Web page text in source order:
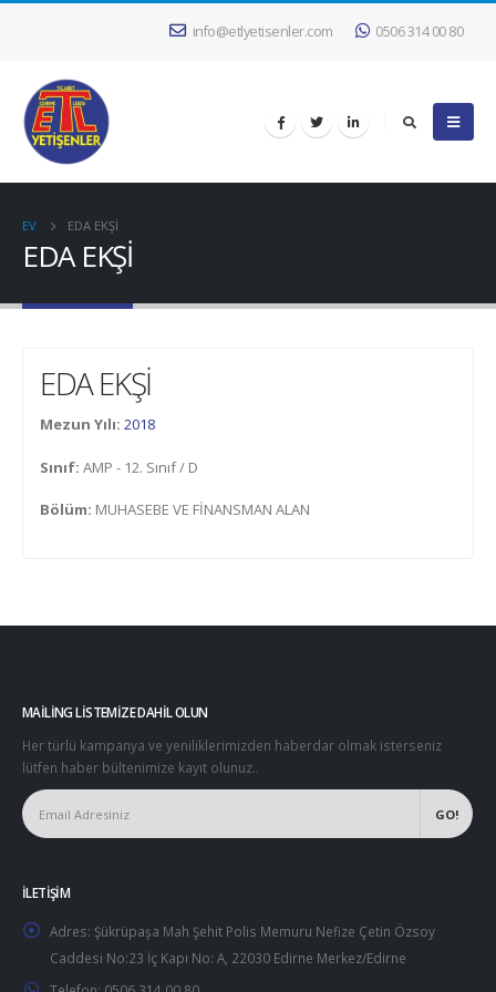
info@etlyetisenler.com 0506 314 00 80
EV EDA EKŞİ
EDA EKŞİ
EDA EKŞİ
Mezun Yılı: 2018
Sınıf: AMP - 12. Sınıf / D
Bölüm: MUHASEBE VE FİNANSMAN ALAN
MAILING LISTEMIZE DAHIL OLUN
Her türlü kampanya ve yeniliklerimizden haberdar olmak isterseniz
lütfen haber bültenimize kayıt olunuz..
İLETIŞIM
Adres: Şükrüpaşa Mah Şehit Polis Memuru Nefize Çetin Özsoy
Caddesi No:23 İç Kapı No: A, 22030 Edirne Merkez/Edirne